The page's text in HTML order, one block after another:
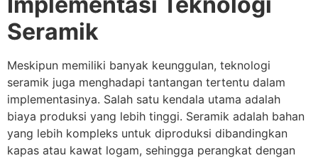
Seramik
Meskipun memiliki banyak keunggulan, teknologi
seramik juga menghadapi tantangan tertentu dalam
implementasinya. Salah satu kendala utama adalah
biaya produksi yang lebih tinggi. Seramik adalah bahan
yang lebih kompleks untuk diproduksi dibandingkan
kapas atau kawat logam, sehingga perangkat dengan